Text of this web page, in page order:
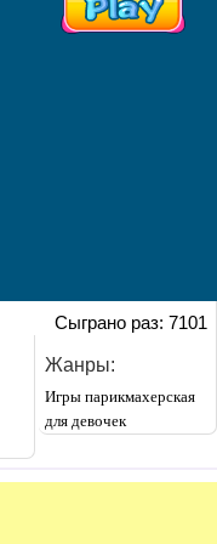
Сыграно раз: 7101
Жанры:
Игры парикмахерская
для девочек